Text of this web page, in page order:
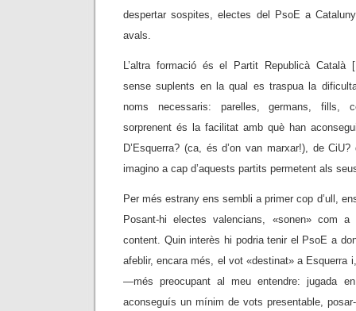
despertar sospites, electes del PsoE a
avals.
L’altra formació és el Partit Republicà Català
sense suplents en la qual es traspua la
noms necessaris: parelles, germans, fills,
sorprenent és la facilitat amb què han
D’Esquerra? (ca, és d’on van marxar!), de CiU?
imagino a cap d’aquests partits permetent als
Per més estrany ens sembli a primer cop d’ull,
Posant-hi electes valencians, «sonen» com
content. Quin interès hi podria tenir el PsoE a
afeblir, encara més, el vot «destinat» a Esquerra
—més preocupant al meu entendre: jugada
aconseguís un mínim de vots presentable,